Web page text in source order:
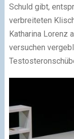
Schuld gibt,
verbreiteten
Katharina Lorenz
versuchen